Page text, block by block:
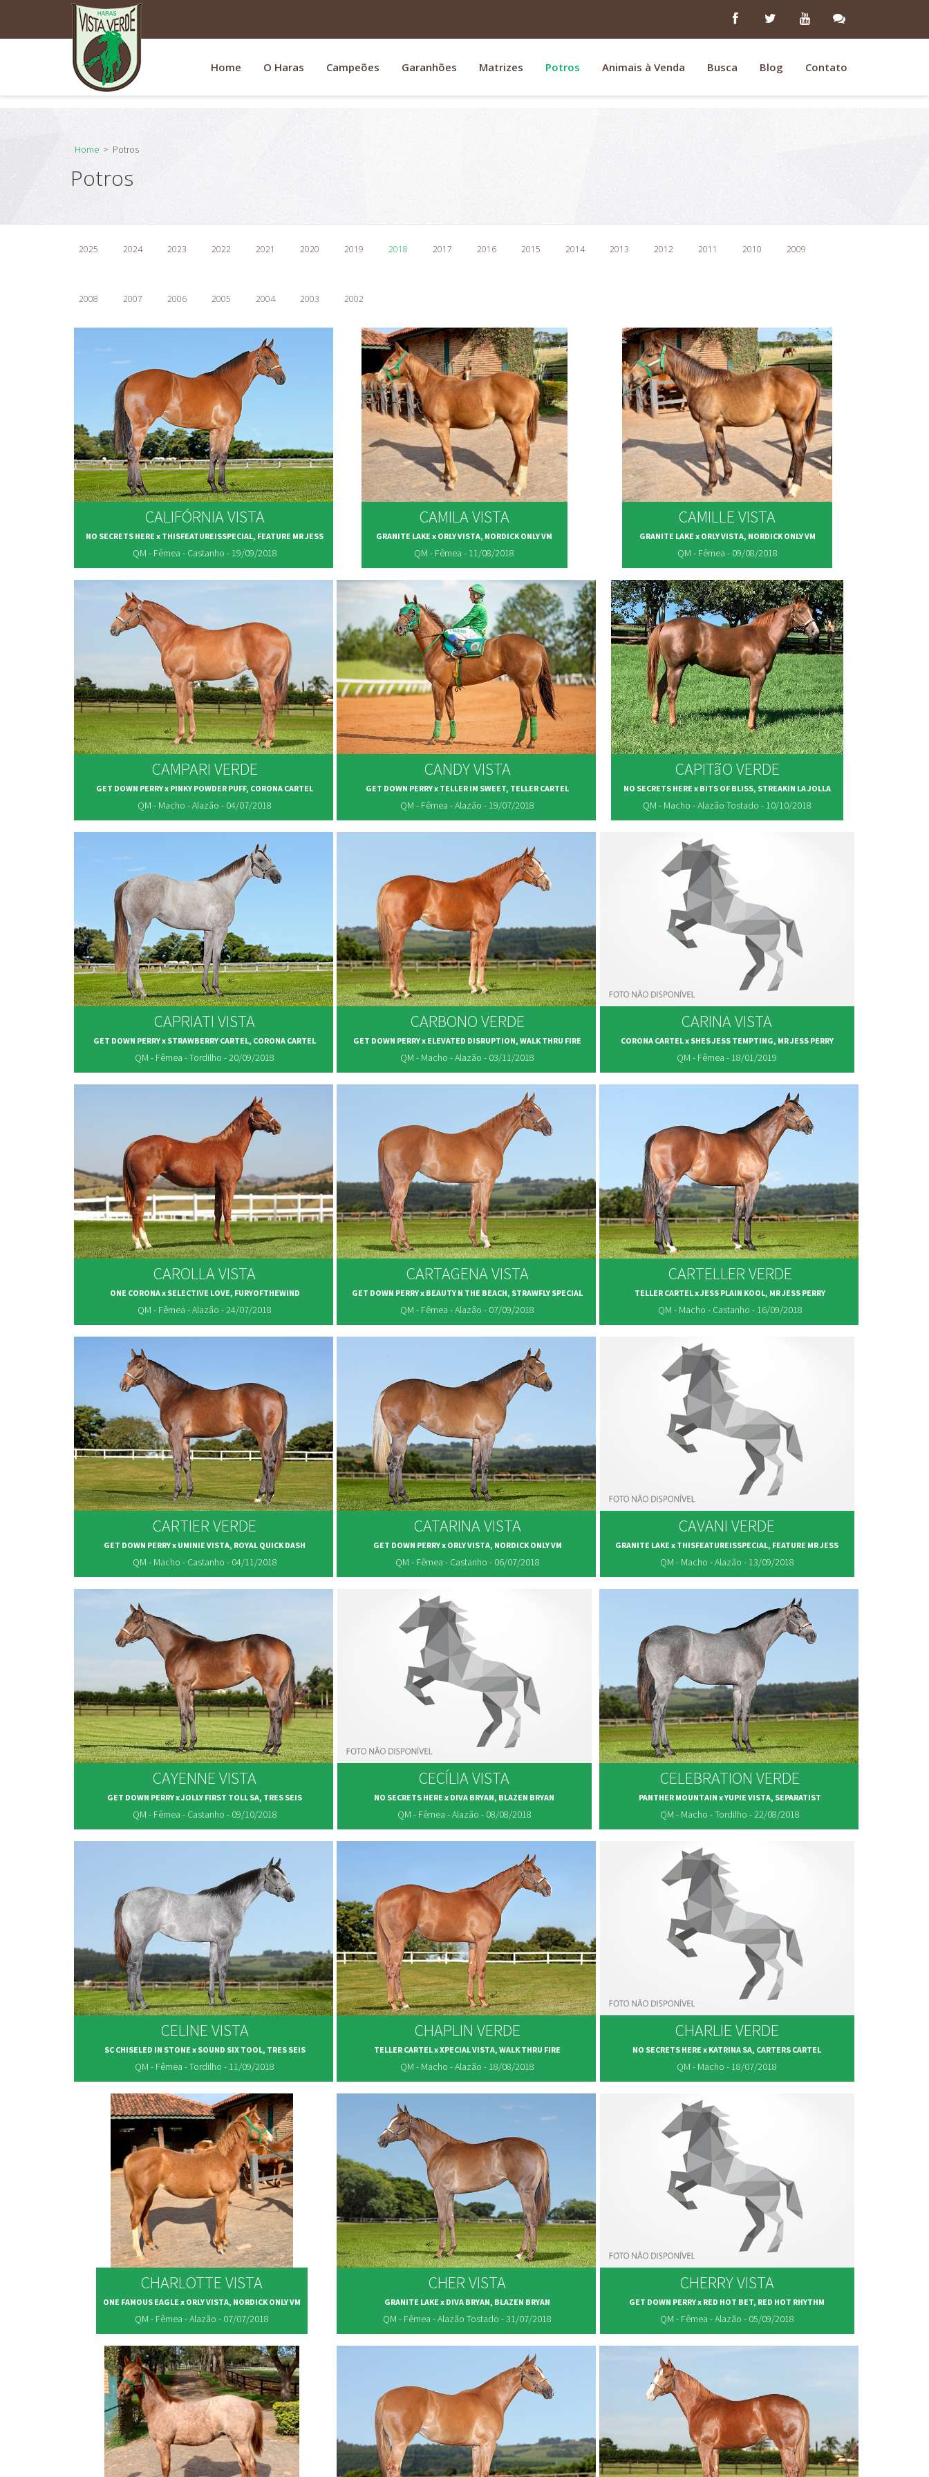
Home O Haras Campeões Garanhões Matrizes Potros Animais à Venda Busca Blog Contato
Home > Potros
Potros
2025 2024 2023 2022 2021 2020 2019 2018 2017 2016 2015 2014 2013 2012 2011 2010 2009
2008 2007 2006 2005 2004 2003 2002
CALIFÓRNIA VISTA
NO SECRETS HERE x THISFEATUREISSPECIAL, FEATURE MR JESS
QM - Fêmea - Castanho - 19/09/2018
CAMILA VISTA
GRANITE LAKE x ORLY VISTA, NORDICK ONLY VM
QM - Fêmea - 11/08/2018
CAMILLE VISTA
GRANITE LAKE x ORLY VISTA, NORDICK ONLY VM
QM - Fêmea - 09/08/2018
CAMPARI VERDE
GET DOWN PERRY x PINKY POWDER PUFF, CORONA CARTEL
QM - Macho - Alazão - 04/07/2018
CANDY VISTA
GET DOWN PERRY x TELLER IM SWEET, TELLER CARTEL
QM - Fêmea - Alazão - 19/07/2018
CAPITãO VERDE
NO SECRETS HERE x BITS OF BLISS, STREAKIN LA JOLLA
QM - Macho - Alazão Tostado - 10/10/2018
CAPRIATI VISTA
GET DOWN PERRY x STRAWBERRY CARTEL, CORONA CARTEL
QM - Fêmea - Tordilho - 20/09/2018
CARBONO VERDE
GET DOWN PERRY x ELEVATED DISRUPTION, WALK THRU FIRE
QM - Macho - Alazão - 03/11/2018
CARINA VISTA
CORONA CARTEL x SHES JESS TEMPTING, MR JESS PERRY
QM - Fêmea - 18/01/2019
CAROLLA VISTA
ONE CORONA x SELECTIVE LOVE, FURYOFTHEWIND
QM - Fêmea - Alazão - 24/07/2018
CARTAGENA VISTA
GET DOWN PERRY x BEAUTY N THE BEACH, STRAWFLY SPECIAL
QM - Fêmea - Alazão - 07/09/2018
CARTELLER VERDE
TELLER CARTEL x JESS PLAIN KOOL, MR JESS PERRY
QM - Macho - Castanho - 16/09/2018
CARTIER VERDE
GET DOWN PERRY x UMINIE VISTA, ROYAL QUICK DASH
QM - Macho - Castanho - 04/11/2018
CATARINA VISTA
GET DOWN PERRY x ORLY VISTA, NORDICK ONLY VM
QM - Fêmea - Castanho - 06/07/2018
CAVANI VERDE
GRANITE LAKE x THISFEATUREISSPECIAL, FEATURE MR JESS
QM - Macho - Alazão - 13/09/2018
CAYENNE VISTA
GET DOWN PERRY x JOLLY FIRST TOLL SA, TRES SEIS
QM - Fêmea - Castanho - 09/10/2018
CECÍLIA VISTA
NO SECRETS HERE x DIVA BRYAN, BLAZEN BRYAN
QM - Fêmea - Alazão - 08/08/2018
CELEBRATION VERDE
PANTHER MOUNTAIN x YUPIE VISTA, SEPARATIST
QM - Macho - Tordilho - 22/08/2018
CELINE VISTA
SC CHISELED IN STONE x SOUND SIX TOOL, TRES SEIS
QM - Fêmea - Tordilho - 11/09/2018
CHAPLIN VERDE
TELLER CARTEL x XPECIAL VISTA, WALK THRU FIRE
QM - Macho - Alazão - 18/08/2018
CHARLIE VERDE
NO SECRETS HERE x KATRINA SA, CARTERS CARTEL
QM - Macho - 18/07/2018
CHARLOTTE VISTA
ONE FAMOUS EAGLE x ORLY VISTA, NORDICK ONLY VM
QM - Fêmea - Alazão - 07/07/2018
CHER VISTA
GRANITE LAKE x DIVA BRYAN, BLAZEN BRYAN
QM - Fêmea - Alazão Tostado - 31/07/2018
CHERRY VISTA
GET DOWN PERRY x RED HOT BET, RED HOT RHYTHM
QM - Fêmea - Alazão - 05/09/2018